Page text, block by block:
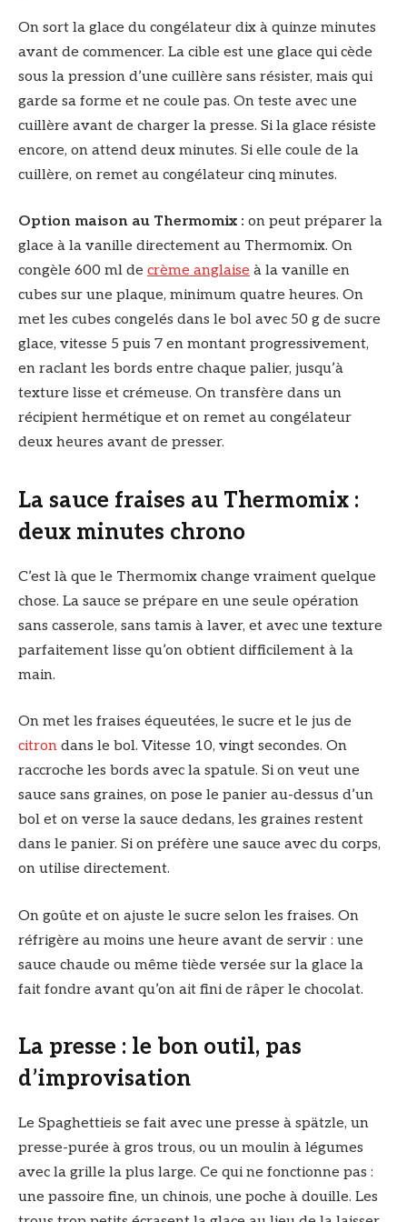
On sort la glace du congélateur dix à quinze minutes
avant de commencer. La cible est une glace qui cède
sous la pression d’une cuillère sans résister, mais qui
garde sa forme et ne coule pas. On teste avec une
cuillère avant de charger la presse. Si la glace résiste
encore, on attend deux minutes. Si elle coule de la
cuillère, on remet au congélateur cinq minutes.
Option maison au Thermomix : on peut préparer la
glace à la vanille directement au Thermomix. On
congèle 600 ml de crème anglaise à la vanille en
cubes sur une plaque, minimum quatre heures. On
met les cubes congelés dans le bol avec 50 g de sucre
glace, vitesse 5 puis 7 en montant progressivement,
en raclant les bords entre chaque palier, jusqu’à
texture lisse et crémeuse. On transfère dans un
récipient hermétique et on remet au congélateur
deux heures avant de presser.
La sauce fraises au Thermomix :
deux minutes chrono
C’est là que le Thermomix change vraiment quelque
chose. La sauce se prépare en une seule opération
sans casserole, sans tamis à laver, et avec une texture
parfaitement lisse qu’on obtient difficilement à la
main.
On met les fraises équeutées, le sucre et le jus de
citron dans le bol. Vitesse 10, vingt secondes. On
raccroche les bords avec la spatule. Si on veut une
sauce sans graines, on pose le panier au-dessus d’un
bol et on verse la sauce dedans, les graines restent
dans le panier. Si on préfère une sauce avec du corps,
on utilise directement.
On goûte et on ajuste le sucre selon les fraises. On
réfrigère au moins une heure avant de servir : une
sauce chaude ou même tiède versée sur la glace la
fait fondre avant qu’on ait fini de râper le chocolat.
La presse : le bon outil, pas
d’improvisation
Le Spaghettieis se fait avec une presse à spätzle, un
presse-purée à gros trous, ou un moulin à légumes
avec la grille la plus large. Ce qui ne fonctionne pas :
une passoire fine, un chinois, une poche à douille. Les